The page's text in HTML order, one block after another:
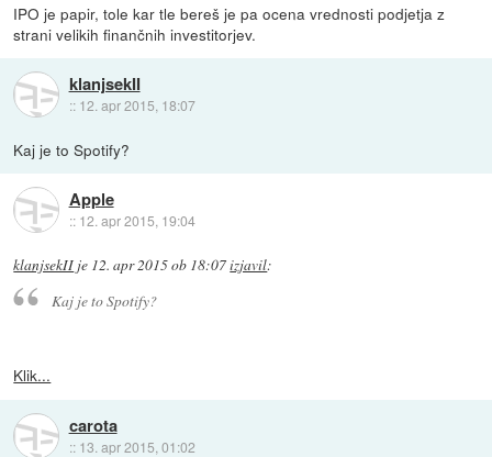
IPO je papir, tole kar tle bereš je pa ocena vrednosti podjetja z
strani velikih finančnih investitorjev.
klanjsekII
:: 12. apr 2015, 18:07
Kaj je to Spotify?
Apple
:: 12. apr 2015, 19:04
klanjsekII je 12. apr 2015 ob 18:07izjavil:
Kaj je to Spotify?
Klik...
carota
:: 13. apr 2015, 01:02